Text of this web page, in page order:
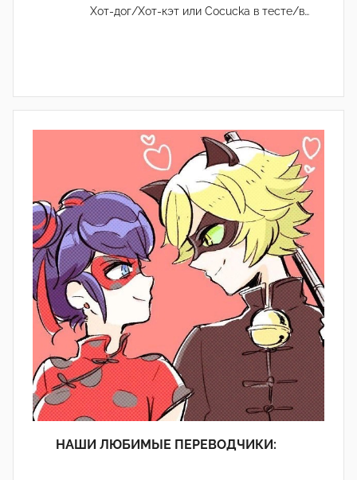
Хот-дог/Хот-кэт или Cocucka в тесте/в…
НАШИ ЛЮБИМЫЕ ПЕРЕВОДЧИКИ: